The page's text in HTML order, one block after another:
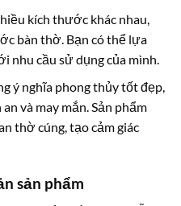
kích thước khác nhau,
bàn thờ. Bạn có thể lựa
nhu cầu sử dụng của mình.
ý nghĩa phong thủy tốt đẹp,
và may mắn. Sản phẩm
thờ cúng, tạo cảm giác
sản phẩm